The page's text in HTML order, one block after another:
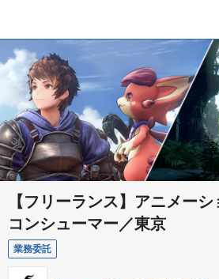
【フリーランス】アニメー
コンシューマー／東京
業務委託